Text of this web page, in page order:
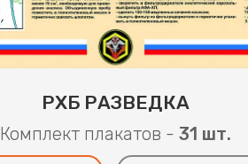
РХБ РАЗВЕДКА
Комплект плакатов - 31 шт.